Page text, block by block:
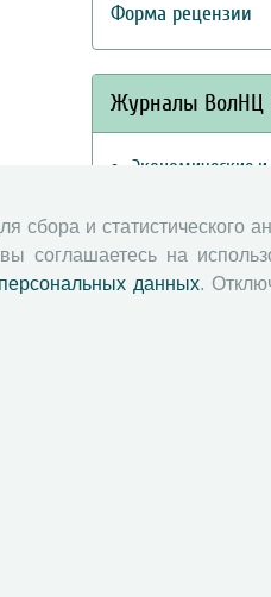
Форма рецензии
Журналы ВолНЦ
Экономические
Вопросы
Социальное
Юный экономист
сбора и статистического
соглашаетесь на
данных.